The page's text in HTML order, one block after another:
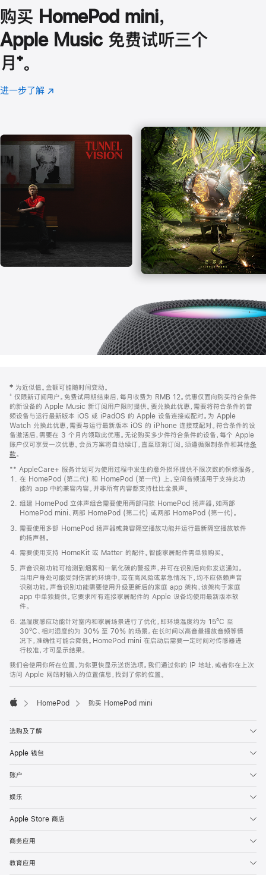
购买 HomePod mini，
Apple Music 免费试听三个
月 脚
注
⁺。
进一步了解 Apple
(在
口
中
打
开)
页
页
脚
注
‡ 为近似值。金额可能随时间变动。
⁺ 仅限新订阅用户。免费试用期结束后，每月收费为 RMB 12。优惠仅面向购买符合条件
的新设备的 Apple Music 新订阅用户限时提供。要兑换此优惠，需要将符合条件的音
频设备与运行最新版本 iOS 或 iPadOS 的 Apple 设备连接或配对。为 Apple
Watch 兑换此优惠，需要与运行最新版本 iOS 的 iPhone 连接或配对。符合条件的设
备激活后，需要在 3 个月内领取此优惠。无论购买多少件符合条件的设备，每个 Apple
账户仅可享受一次优惠。会员方案将自动续订，直至取消订阅。须遵循限制条件和其他条
款。
窗
口
中
打
开)
** AppleCare+ 服务计划可为使用过程中发生的意外损坏提供不限次数的保修服务。
在 HomePod (第二代) 和 HomePod (第一代) 上，空间音频适用于支持此功
能的 app 中的兼容内容。并非所有内容都支持杜比全景声。
组建 HomePod 立体声组合需要使用两部同款 HomePod 扬声器，如两部
HomePod mini、两部 HomePod (第二代) 或两部 HomePod (第一代)。
需要使用多部 HomePod 扬声器或兼容隔空播放功能并运行最新隔空播放软件
的扬声器。
需要使用支持 HomeKit 或 Matter 的配件。智能家居配件需单独购买。
声音识别功能可检测到烟雾和一氧化碳的警报声，并可在识别后向你发送通知。
当用户身处可能受到伤害的环境中，或在高风险或紧急情况下，均不应依赖声音
识别功能。声音识别功能需要使用升级更新后的家庭 app 架构，该架构于家庭
app 中单独提供。它要求所有连接家居配件的 Apple 设备均使用最新版本软
件。
温湿度感应功能针对室内和家居场景进行了优化，即环境温度约为 15ºC 至
30ºC、相对湿度约为 30% 至 70% 的场景。在长时间以高音量播放音频等情
况下，准确性可能会降低。HomePod mini 在启动后需要一定时间对传感器进
行校准，才可显示结果。
我们会使用你所在位置，为你更快显示送货选项。我们通过你的 IP 地址，或者你在上次
访问 Apple 网站时输入的位置信息，找到了你的位置。
HomePod 购买 HomePod mini
选购及了解
Apple 钱包
账户
娱乐
Apple Store 商店
商务应用
教育应用